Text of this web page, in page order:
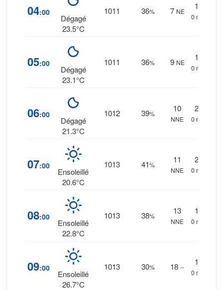
04:00
Dégagé
23.5°C
1011 36% 7 NE
1
0 mm.
05:00
Dégagé
23.1°C
1011 36% 9 NE
1
0 mm.
06:00
Dégagé
21.3°C
1012 39%
10
NNE
2
0 mm.
07:00
Ensoleillé
20.6°C
1013 41%
11
NNE
2
0 mm.
08:00
Ensoleillé
22.8°C
1013 38%
13
NNE
1
0 mm.
09:00
Ensoleillé
26.7°C
1013 30% 18 --
1
0 mm.